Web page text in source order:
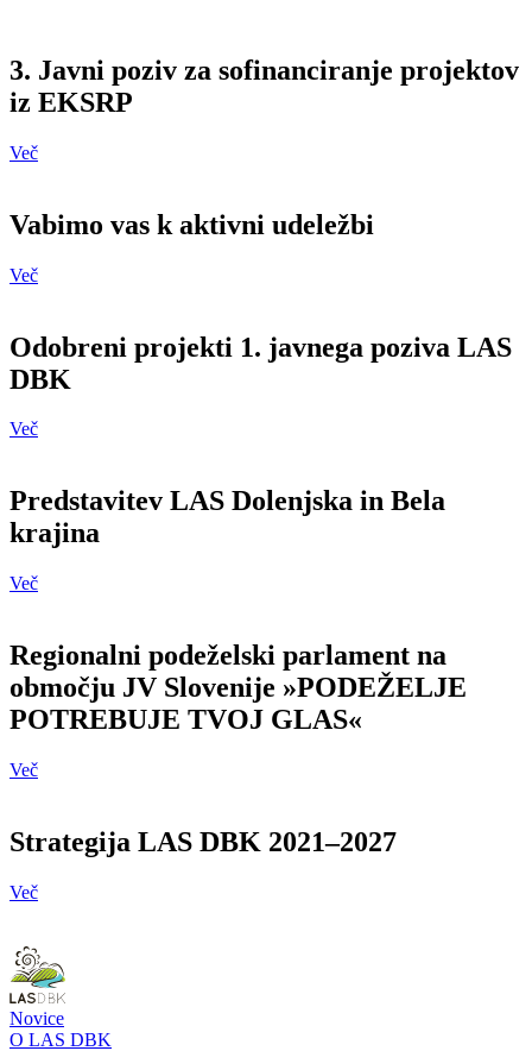
3. Javni poziv za sofinanciranje projektov
iz EKSRP
Več
Vabimo vas k aktivni udeležbi
Več
Odobreni projekti 1. javnega poziva LAS
DBK
Več
Predstavitev LAS Dolenjska in Bela
krajina
Več
Regionalni podeželski parlament na
območju JV Slovenije »PODEŽELJE
POTREBUJE TVOJ GLAS«
Več
Strategija LAS DBK 2021–2027
Več
Novice
O LAS DBK